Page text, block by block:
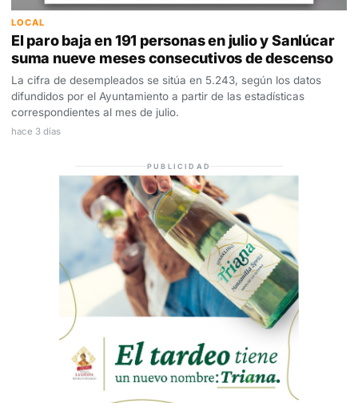
LOCAL
El paro baja en 191 personas en julio y Sanlúcar
suma nueve meses consecutivos de descenso
La cifra de desempleados se sitúa en 5.243, según los datos
difundidos por el Ayuntamiento a partir de las estadísticas
correspondientes al mes de julio.
hace 3 días
PUBLICIDAD